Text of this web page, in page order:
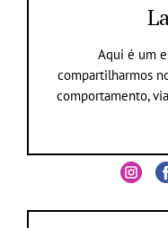
Aqui é um
compartilharmos
comportamento,